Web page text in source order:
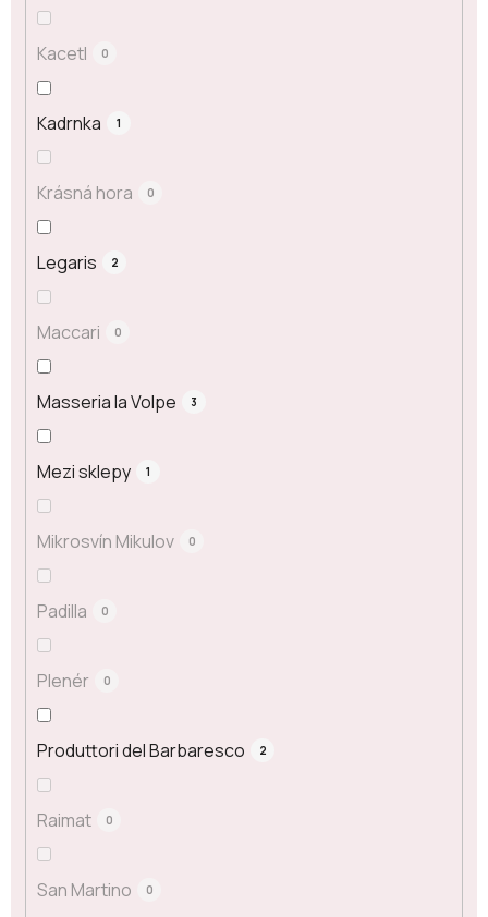
Kacetl 0
Kadrnka 1
Krásná hora 0
Legaris 2
Maccari 0
Masseria la Volpe 3
Mezi sklepy 1
Mikrosvín Mikulov 0
Padilla 0
Plenér 0
Produttori del Barbaresco 2
Raimat 0
San Martino 0